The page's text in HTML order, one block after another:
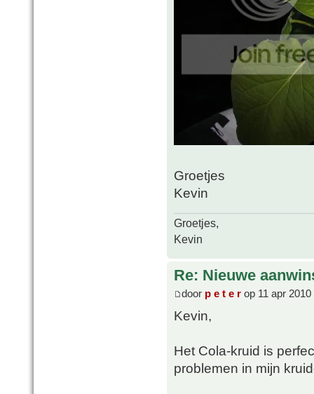
Groetjes
Kevin
Groetjes,
Kevin
Re: Nieuwe
door p e t e r op 11 apr 2010
Kevin,
Het Cola-kruid is
problemen in mijn